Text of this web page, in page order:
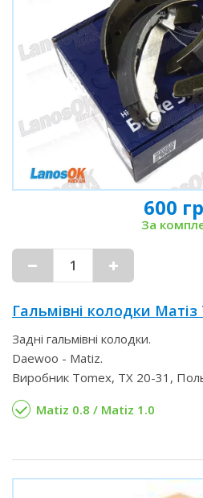
600
За
Гальмівні колодки
Задні гальмівні колодки.
Daewoo - Matiz.
Виробник Tomex, TX 20-31,
Matiz 0.8 / Matiz 1.0